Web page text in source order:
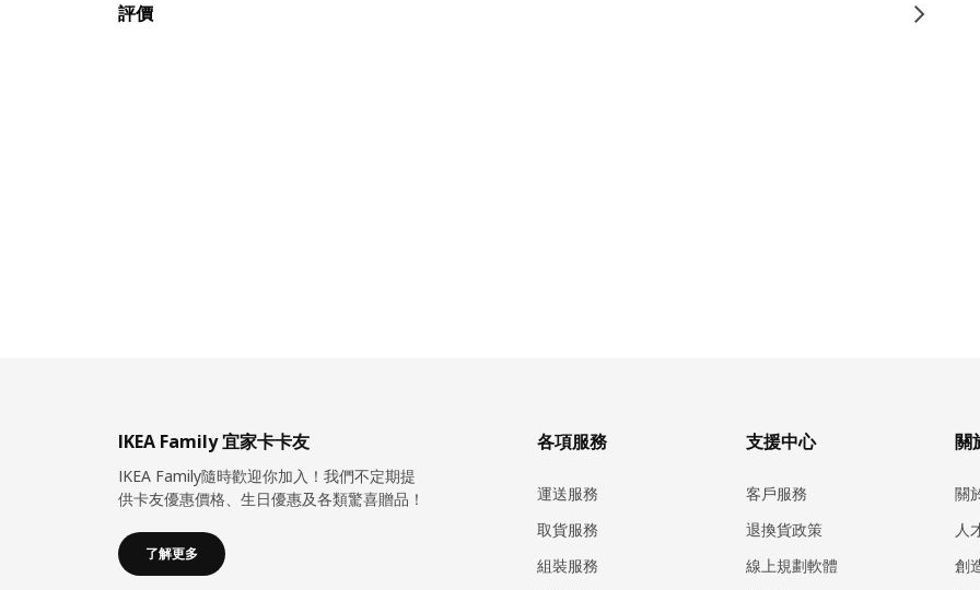
評價
IKEA Family 宜家卡卡友
IKEA Family隨時歡迎你加入！我們不定期提
供卡友優惠價格、生日優惠及各類驚喜贈品！
了解更多
各項服務
運送服務
取貨服務
組裝服務
支援中心
客戶服務
退換貨政策
線上規劃軟體
關
關
人
創